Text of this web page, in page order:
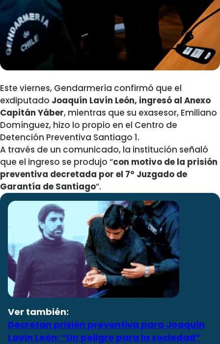
Este viernes, Gendarmería confirmó que el
exdiputado Joaquín Lavín León, ingresó al Anexo
Capitán Yáber, mientras que su exasesor, Emiliano
Domínguez, hizo lo propio en el Centro de
Detención Preventiva Santiago 1.
A través de un comunicado, la institución señaló
que el ingreso se produjo “con motivo de la prisión
preventiva decretada por el 7° Juzgado de
Garantía de Santiago“.
Ver también:
Decretan prisión preventiva para Joaquín
Lavín León: “Un peligro para la sociedad”